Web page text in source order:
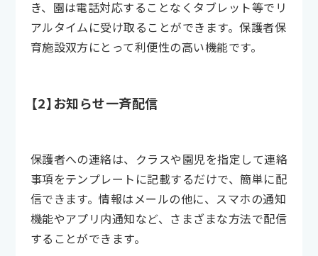
き、園は電話対応することなくタブレット等でリ
アルタイムに受け取ることができます。保護者保
育施設双方にとって利便性の高い機能です。
【2】お知らせ一斉配信
保護者への連絡は、クラスや園児を指定して連絡
事項をテンプレートに記載するだけで、簡単に配
信できます。情報はメールの他に、スマホの通知
機能やアプリ内通知など、さまざまな方法で配信
することができます。